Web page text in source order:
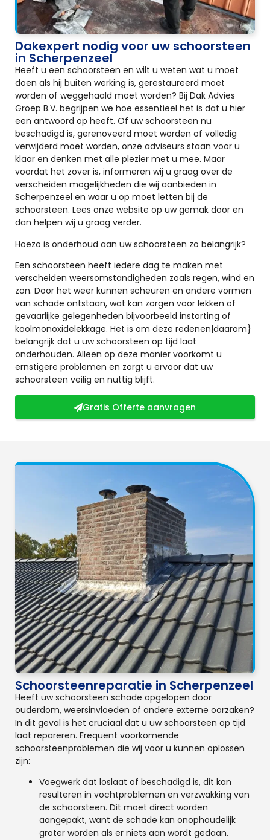
Dakexpert nodig voor uw schoorsteen
in Scherpenzeel
Heeft u een schoorsteen en wilt u weten wat u moet
doen als hij buiten werking is, gerestaureerd moet
worden of weggehaald moet worden? Bij Dak Advies
Groep B.V. begrijpen we hoe essentieel het is dat u hier
een antwoord op heeft. Of uw schoorsteen nu
beschadigd is, gerenoveerd moet worden of volledig
verwijderd moet worden, onze adviseurs staan voor u
klaar en denken met alle plezier met u mee. Maar
voordat het zover is, informeren wij u graag over de
verscheiden mogelijkheden die wij aanbieden in
Scherpenzeel en waar u op moet letten bij de
schoorsteen. Lees onze website op uw gemak door en
dan helpen wij u graag verder.
Hoezo is onderhoud aan uw schoorsteen zo belangrijk?
Een schoorsteen heeft iedere dag te maken met
verscheiden weersomstandigheden zoals regen, wind en
zon. Door het weer kunnen scheuren en andere vormen
van schade ontstaan, wat kan zorgen voor lekken of
gevaarlijke gelegenheden bijvoorbeeld instorting of
koolmonoxidelekkage. Het is om deze redenen|daarom}
belangrijk dat u uw schoorsteen op tijd laat
onderhouden. Alleen op deze manier voorkomt u
ernstigere problemen en zorgt u ervoor dat uw
schoorsteen veilig en nuttig blijft.
Gratis Offerte aanvragen
Schoorsteenreparatie in Scherpenzeel
Heeft uw schoorsteen schade opgelopen door
ouderdom, weersinvloeden of andere externe oorzaken?
In dit geval is het cruciaal dat u uw schoorsteen op tijd
laat repareren. Frequent voorkomende
schoorsteenproblemen die wij voor u kunnen oplossen
zijn:
Voegwerk dat loslaat of beschadigd is, dit kan
resulteren in vochtproblemen en verzwakking van
de schoorsteen. Dit moet direct worden
aangepakt, want de schade kan onophoudelijk
groter worden als er niets aan wordt gedaan.